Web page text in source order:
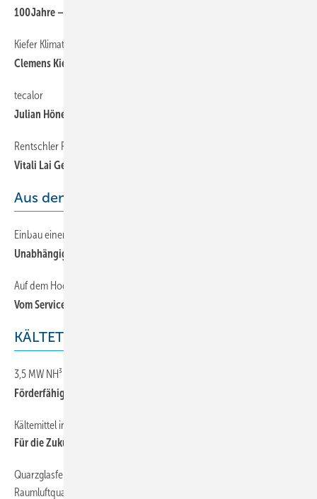
100 Jahre – vier Generationen Kontinuität
Kiefer Klimatechnik
Clemens Kiefer im Ruhestand
tecalor
Julian Höner neuer Geschäftsführer
Rentschler Reven
Vitali Lai Gebietsvertreter in Bayern und Österreich
Aus dem Hänger
Einbau einer PV-Anlage
Unabhängiger Solar-Hänger
Auf dem Hocker mit ...
Vom Servicetechniker zum Montageleiter: Göran Wichelmann
KÄLTETECHNIK
3,5 MW NH³ Industriekälteanlage
Förderfähige Energieffizienz
Kältemittel in Europa: Die Zeit drängt
Für die Zukunft rüsten
Quarzglasfertigung erfordert Kälteerzeugung und hohe
Raumluftqualität